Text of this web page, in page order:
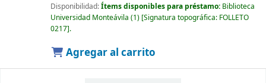
Disponibilidad:Ítems disponibles para préstamo: Biblioteca
Universidad Monteávila (1) Signatura topográfica: FOLLETO
0217 .
Agregar al carrito